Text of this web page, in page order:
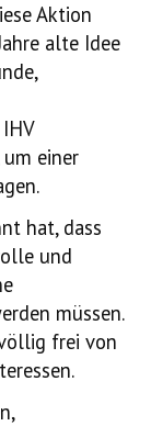
Aktion
alte Idee
um einer
hat, dass
und
müssen.
frei von